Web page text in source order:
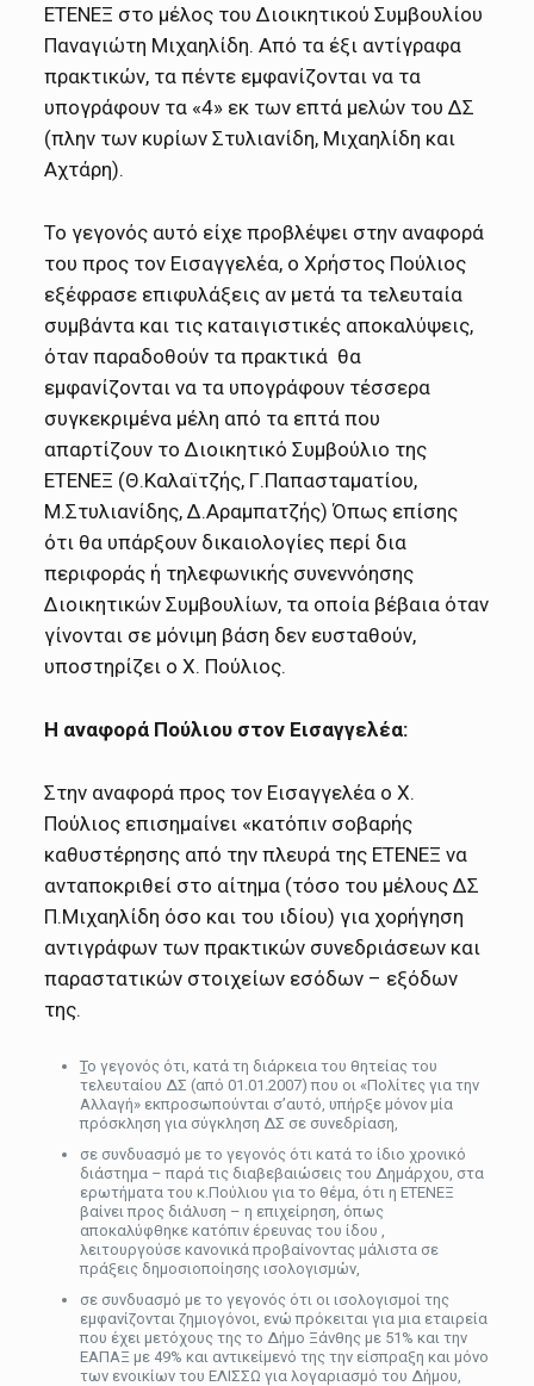
ΕΤΕΝΕΞ στο μέλος του Διοικητικού Συμβουλίου
Παναγιώτη Μιχαηλίδη. Από τα έξι αντίγραφα
πρακτικών, τα πέντε εμφανίζονται να τα
υπογράφουν τα «4» εκ των επτά μελών του ΔΣ
(πλην των κυρίων Στυλιανίδη, Μιχαηλίδη και
Αχτάρη).
Το γεγονός αυτό είχε προβλέψει στην αναφορά
του προς τον Εισαγγελέα, ο Χρήστος Πούλιος
εξέφρασε επιφυλάξεις αν μετά τα τελευταία
συμβάντα και τις καταιγιστικές αποκαλύψεις,
όταν παραδοθούν τα πρακτικά θα
εμφανίζονται να τα υπογράφουν τέσσερα
συγκεκριμένα μέλη από τα επτά που
απαρτίζουν το Διοικητικό Συμβούλιο της
ΕΤΕΝΕΞ (Θ.Καλαϊτζής, Γ.Παπασταματίου,
Μ.Στυλιανίδης, Δ.Αραμπατζής) Όπως επίσης
ότι θα υπάρξουν δικαιολογίες περί δια
περιφοράς ή τηλεφωνικής συνεννόησης
Διοικητικών Συμβουλίων, τα οποία βέβαια όταν
γίνονται σε μόνιμη βάση δεν ευσταθούν,
υποστηρίζει ο Χ. Πούλιος.
Η αναφορά Πούλιου στον Εισαγγελέα:
Στην αναφορά προς τον Εισαγγελέα ο Χ.
Πούλιος επισημαίνει «κατόπιν σοβαρής
καθυστέρησης από την πλευρά της ΕΤΕΝΕΞ να
ανταποκριθεί στο αίτημα (τόσο του μέλους ΔΣ
Π.Μιχαηλίδη όσο και του ιδίου) για χορήγηση
αντιγράφων των πρακτικών συνεδριάσεων και
παραστατικών στοιχείων εσόδων – εξόδων
της.
Το γεγονός ότι, κατά τη διάρκεια του θητείας του
τελευταίου ΔΣ (από 01.01.2007) που οι «Πολίτες για την
Αλλαγή» εκπροσωπούνται σ’αυτό, υπήρξε μόνον μία
πρόσκληση για σύγκληση ΔΣ σε συνεδρίαση,
σε συνδυασμό με το γεγονός ότι κατά το ίδιο χρονικό
διάστημα – παρά τις διαβεβαιώσεις του Δημάρχου, στα
ερωτήματα του κ.Πούλιου για το θέμα, ότι η ΕΤΕΝΕΞ
βαίνει προς διάλυση – η επιχείρηση, όπως
αποκαλύφθηκε κατόπιν έρευνας του ίδου ,
λειτουργούσε κανονικά προβαίνοντας μάλιστα σε
πράξεις δημοσιοποίησης ισολογισμών,
σε συνδυασμό με το γεγονός ότι οι ισολογισμοί της
εμφανίζονται ζημιογόνοι, ενώ πρόκειται για μια εταιρεία
που έχει μετόχους της το Δήμο Ξάνθης με 51% και την
ΕΑΠΑΞ με 49% και αντικείμενό της την είσπραξη και μόνο
των ενοικίων του ΕΛΙΣΣΩ για λογαριασμό του Δήμου,